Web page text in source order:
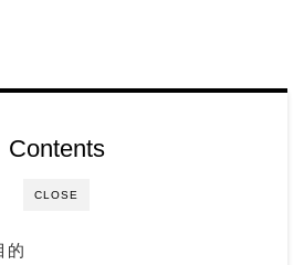
CLOSE
Contents
的